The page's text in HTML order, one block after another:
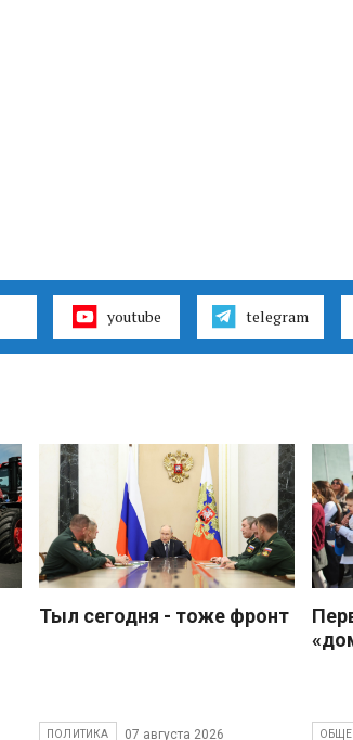
youtube telegram
Тыл сегодня - тоже фронт
ПОЛИТИКА 07 августа 2026